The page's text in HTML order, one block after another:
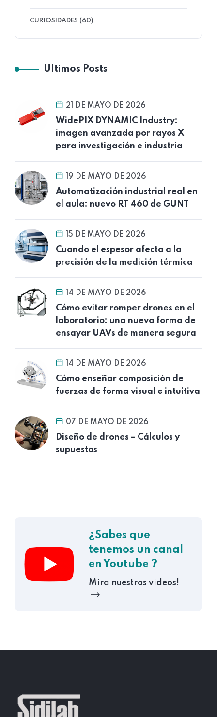
CURIOSIDADES (60)
Ultimos Posts
21 DE MAYO DE 2026
WidePIX DYNAMIC Industry:
imagen avanzada por rayos X
para investigación e industria
19 DE MAYO DE 2026
Automatización industrial real en
el aula: nuevo RT 460 de GUNT
15 DE MAYO DE 2026
Cuando el espesor afecta a la
precisión de la medición térmica
14 DE MAYO DE 2026
Cómo evitar romper drones en el
laboratorio: una nueva forma de
ensayar UAVs de manera segura
14 DE MAYO DE 2026
Cómo enseñar composición de
fuerzas de forma visual e intuitiva
07 DE MAYO DE 2026
Diseño de drones – Cálculos y
supuestos
¿Sabes que
tenemos un canal
en Youtube ?
Mira nuestros videos!